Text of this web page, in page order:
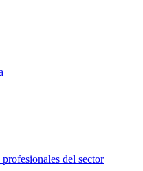
del sector